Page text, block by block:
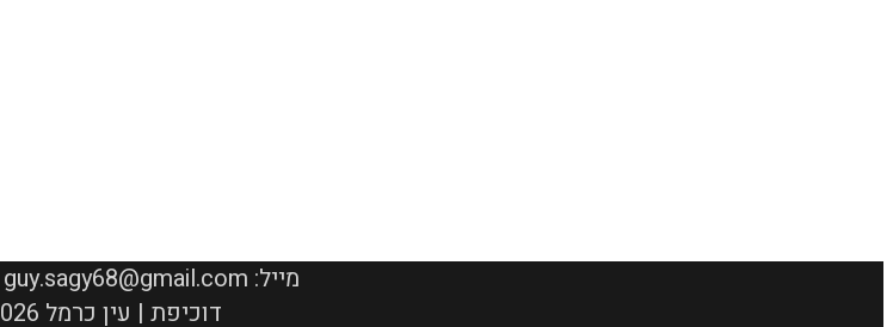
050-4555462 :טלפון | guy.sagy68@gmail.com :מייל
Copyright © 2026 דוכיפת | עין כרמל